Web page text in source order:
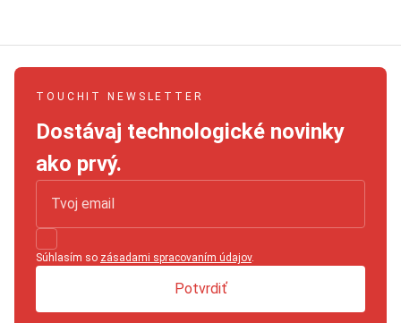
TOUCHIT NEWSLETTER
Dostávaj technologické novinky
ako prvý.
Súhlasím so zásadami spracovaním údajov.
Potvrdiť